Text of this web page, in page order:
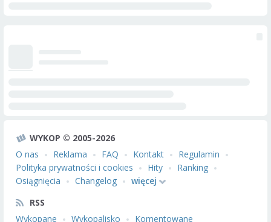
WYKOP © 2005-2026
O nas
Reklama FAQ Kontakt
Regulamin
Polityka prywatności i cookies
Hity
Ranking
Osiągnięcia
Changelog
więcej
RSS
Wykopane
Wykopalisko Komentowane